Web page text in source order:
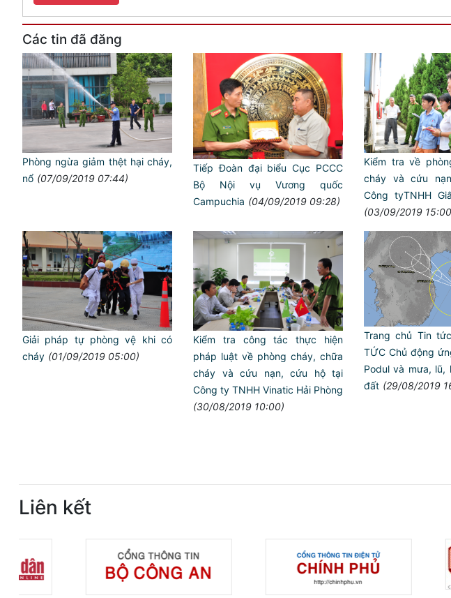
Các tin đã đăng
Phòng ngừa giảm thệt hại cháy,
nổ (07/09/2019 07:44)
Tiếp Đoàn đại biểu Cục PCCC
Bộ Nội vụ Vương quốc
Campuchia (04/09/2019 09:28)
Kiểm tra về
cháy và cứu
Công tyTNHH
(03/09/2019
Giải pháp tự phòng vệ khi có
cháy (01/09/2019 05:00)
Kiểm tra công tác thực hiện
pháp luật về phòng cháy, chữa
cháy và cứu nạn, cứu hộ tại
Công ty TNHH Vinatic Hải Phòng
(30/08/2019 10:00)
Trang chủ Tin
TỨC Chủ động
Podul và mưa, lũ,
đất (29/08/2019
Liên kết